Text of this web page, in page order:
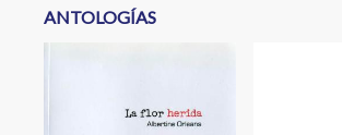
ANTOLOGÍAS